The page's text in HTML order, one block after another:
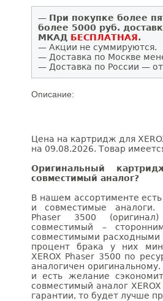
— При покупке более
более 5000 руб.
МКАД БЕСПЛАТНАЯ.
— Акции не суммируются.
— Доставка по Москве
— Доставка по России —
Описание:
Цена на картридж для
на 09.08.2026. Товар
Оригинальный
совместимый аналог?
В нашем ассортименте
и совместимые аналоги.
Phaser 3500
совместимый –
совместимыми расходными
процент брака у них
XEROX Phaser 3500 по
аналогичен
и есть желание
совместимый аналог
гарантии, то будет лучше